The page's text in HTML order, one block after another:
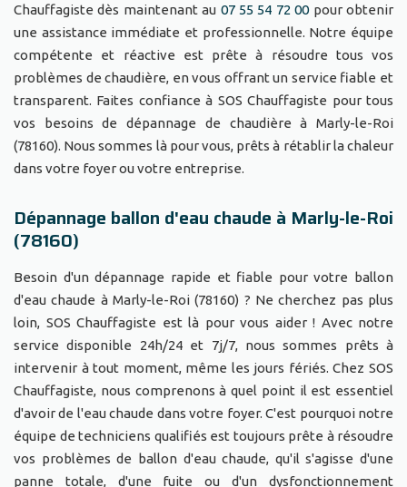
Chauffagiste dès maintenant au 07 55 54 72 00pour obtenir
une assistance immédiate et professionnelle. Notre équipe
compétente et réactive est prête à résoudre tous vos
problèmes de chaudière, en vous offrant un service fiable et
transparent. Faites confiance à SOS Chauffagiste pour tous
vos besoins de dépannage de chaudière à Marly-le-Roi
(78160). Nous sommes là pour vous, prêts à rétablir la chaleur
dans votre foyer ou votre entreprise.
Dépannage ballon d'eau chaude à Marly-le-Roi
(78160)
Besoin d'un dépannage rapide et fiable pour votre ballon
d'eau chaude à Marly-le-Roi (78160) ? Ne cherchez pas plus
loin, SOS Chauffagiste est là pour vous aider ! Avec notre
service disponible 24h/24 et 7j/7, nous sommes prêts à
intervenir à tout moment, même les jours fériés. Chez SOS
Chauffagiste, nous comprenons à quel point il est essentiel
d'avoir de l'eau chaude dans votre foyer. C'est pourquoi notre
équipe de techniciens qualifiés est toujours prête à résoudre
vos problèmes de ballon d'eau chaude, qu'il s'agisse d'une
panne totale, d'une fuite ou d'un dysfonctionnement